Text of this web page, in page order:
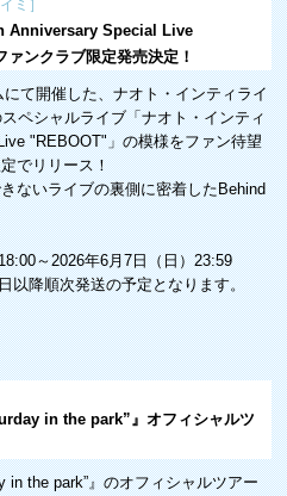
ミ］
Anniversary Special Live
ンクラブ限定発売決定！
て開催した、ナオト・インティライ
ペシャルライブ「ナオト・インティ
"REBOOT"」の模様をファン待望
でリリース！
ないライブの裏側に密着したBehind
～2026年6月7日（日）23:59
以降順次発送の予定となります。
in the park”』オフィシャルツ
in the park”』のオフィシャルツアー